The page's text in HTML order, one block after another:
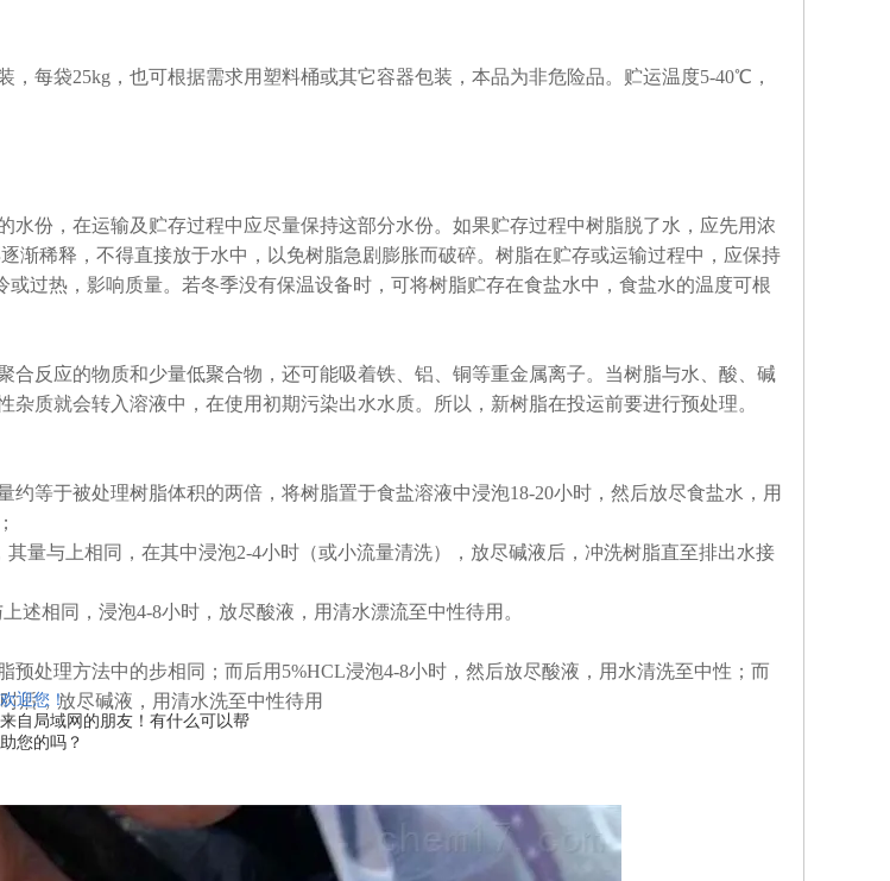
欢迎您！
来自局域网的朋友！有什么可以帮
助您的吗？
，每袋25kg，也可根据需求用塑料桶或其它容器包装，本品为非危险品。贮运温度5-40℃，
份，在运输及贮存过程中应尽量保持这部分水份。如果贮存过程中树脂脱了水，应先用浓
渐稀释，不得直接放于水中，以免树脂急剧膨胀而破碎。树脂在贮存或运输过程中，应保持
过热，影响质量。若冬季没有保温设备时，可将树脂贮存在食盐水中，食盐水的温度可根
反应的物质和少量低聚合物，还可能吸着铁、铝、铜等重金属离子。当树脂与水、酸、碱
杂质就会转入溶液中，在使用初期污染出水水质。所以，新树脂在投运前要进行预处理。
等于被处理树脂体积的两倍，将树脂置于食盐溶液中浸泡18-20小时，然后放尽食盐水，用
量与上相同，在其中浸泡2-4小时（或小流量清洗），放尽碱液后，冲洗树脂直至排出水接
相同，浸泡4-8小时，放尽酸液，用清水漂流至中性待用。
处理方法中的步相同；而后用5%HCL浸泡4-8小时，然后放尽酸液，用水清洗至中性；而
后，放尽碱液，用清水洗至中性待用